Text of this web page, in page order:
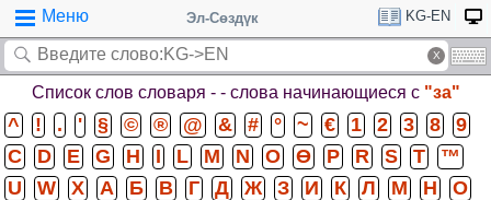
Меню Эл-Сөздүк KG-EN
Список слов словаря - - слова начинающиеся с "за"
^ ! . ' § © ® @ & # ° ~ € 1 2 3 8
9
C
D E G H I L M N O Ɵ P R S T
™
U
W X А Б В Г Д Ж З И К Л М Н
О